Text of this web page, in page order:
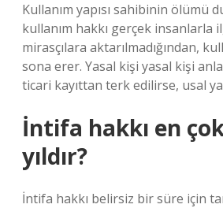
Kullanım yapısı sahibinin ölümü
kullanım hakkı gerçek insanlarla
mirasçılara aktarılmadığından,
sona erer. Yasal kişi yasal kişi
ticari kayıttan terk edilirse, usal
İntifa hakkı en
yıldır?
İntifa hakkı belirsiz bir süre için